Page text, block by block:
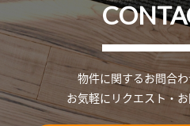
物件に関するお問合わ
お気軽にリクエスト・お